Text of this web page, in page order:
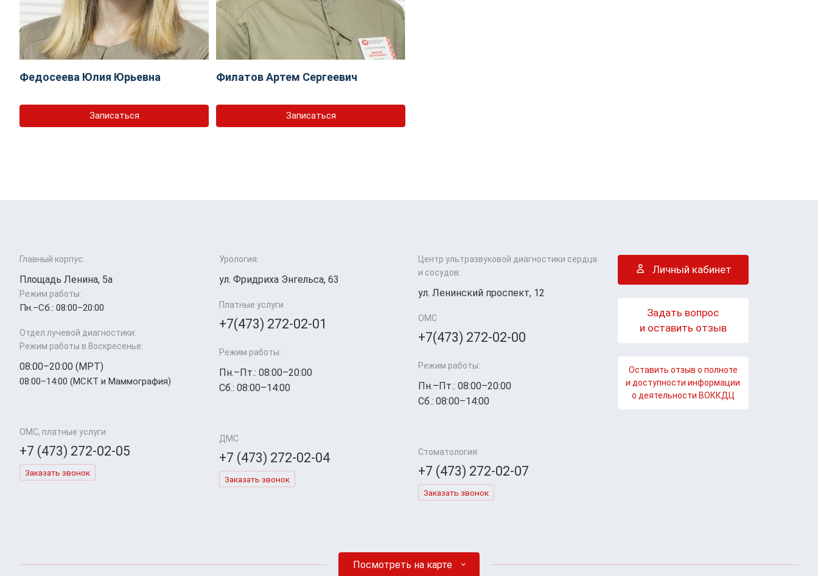
Федосеева Юлия Юрьевна
Записаться
Филатов Артем Сергеевич
Записаться
Главный корпус:
Площадь Ленина, 5а
Режим работы:
Пн.–Cб.: 08:00–20:00
Отдел лучевой диагностики:
Режим работы в Воскресенье:
08:00–20:00 (МРТ)
08:00–14:00 (МСКТ и Маммография)
ОМС, платные услуги
+7 (473) 272-02-05
Заказать звонок
Урология:
ул. Фридриха Энгельса, 63
Платные услуги
+7(473) 272-02-01
Режим работы:
Пн.–Пт.: 08:00–20:00
Сб.: 08:00–14:00
ДМС
+7 (473) 272-02-04
Заказать звонок
Центр ультразвуковой диагностики сердца
и сосудов:
ул. Ленинский проспект, 12
ОМС
+7(473) 272-02-00
Режим работы:
Пн.–Пт.: 08:00–20:00
Сб.: 08:00–14:00
Стоматология
+7 (473) 272-02-07
Заказать звонок
Личный кабинет
Задать вопрос
и оставить отзыв
Оставить отзыв о полноте
и доступности информации
о деятельности ВОККДЦ
Посмотреть на карте